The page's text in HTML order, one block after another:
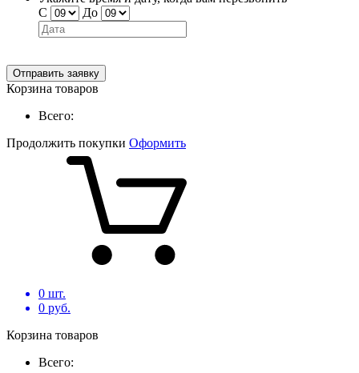
С
До
Отправить заявку
Корзина товаров
Всего:
Продолжить покупки Оформить
0 шт.
0 руб.
Корзина товаров
Всего: